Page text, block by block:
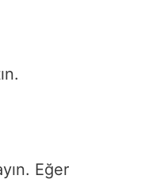
Eğer